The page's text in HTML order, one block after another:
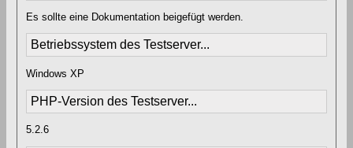
Es sollte eine Dokumentation beigefügt werden.
Betriebssystem des Testserver...
Windows XP
PHP-Version des Testserver...
5.2.6